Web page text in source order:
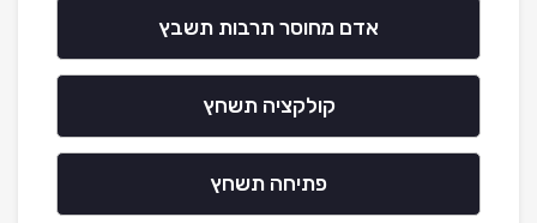
אדם מחוסר תרבות תשבץ
קולקציה תשחץ
פתיחה תשחץ